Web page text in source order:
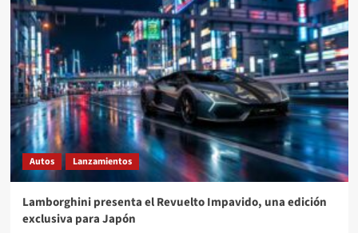
Autos Lanzamientos
Lamborghini presenta el Revuelto Impavido, una edición
exclusiva para Japón